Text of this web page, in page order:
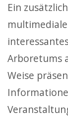
Ein
Arboretums
Weise